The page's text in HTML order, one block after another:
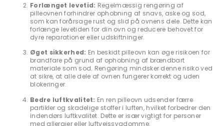
Forlænget levetid: Regelmæssig rengøring af
pilleovnen forhindrer ophobning af snavs, aske og sod,
som kan forårsage rust og slid på ovnens dele. Dette kan
forlænge levetiden for din ovn og reducere behovet for
dyre reparationer eller udskiftninger.
Øget sikkerhed: En beskidt pilleovn kan øge risikoen for
brandfare på grund af ophobning af brændbart
materiale som sod. Rengøring mindsker denne risiko ved
at sikre, at alle dele af ovnen fungerer korrekt og uden
blokeringer.
Bedre luftkvalitet: En ren pilleovn udsender færre
partikler og skadelige stoffer i luften, hvilket forbedrer den
indendørs luftkvalitet. Dette er især vigtigt for personer
med allergier eller luftvejssygdomme.